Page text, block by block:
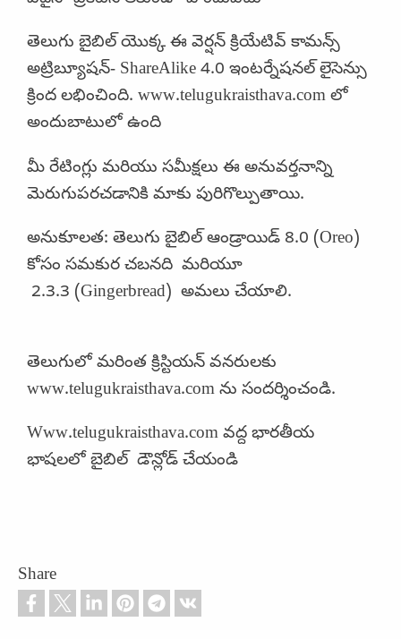
తెలుగు బైబిల్ యొక్క ఈ వెర్షన్ క్రియేటివ్ కామన్స్
అట్రిబ్యూషన్- ShareAlike 4.0 ఇంటర్నేషనల్ లైసెన్సు
క్రింద లభించింది. www.telugukraisthava.com లో
అందుబాటులో ఉంది
మీ రేటింగ్లు మరియు సమీక్షలు ఈ అనువర్తనాన్ని
మెరుగుపరచడానికి మాకు పురిగొల్పుతాయి.
అనుకూలత: తెలుగు బైబిల్ ఆండ్రాయిడ్ 8.0 (Oreo)
కోసం సమకుర చబనది మరియూ
2.3.3 (Gingerbread) అమలు చేయాలి.
తెలుగులో మరింత క్రిస్టియన్ వనరులకు
www.telugukraisthava.com ను సందర్శించండి.
Www.telugukraisthava.com వద్ద భారతీయ
భాషలలో బైబిల్ డౌన్లోడ్ చేయండి
Share